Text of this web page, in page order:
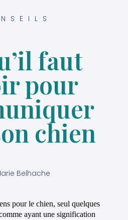
faut
pour
chien
Belhache
pour le chien, seul quelques
ayant une signification